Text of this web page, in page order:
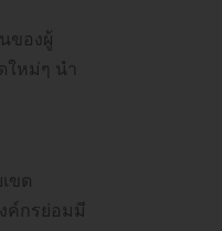
ของผู้
ใหม่ๆ นำ
ขต
ค์กรย่อมมี